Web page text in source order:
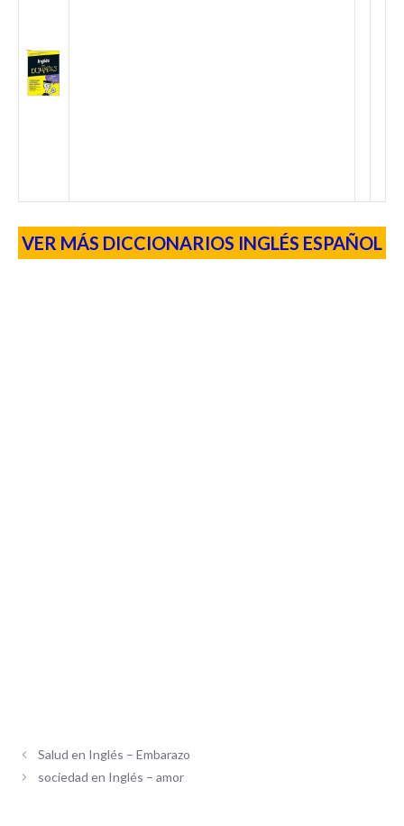
VER MÁS DICCIONARIOS INGLÉS ESPAÑOL
Salud en Inglés – Embarazo
sociedad en Inglés – amor